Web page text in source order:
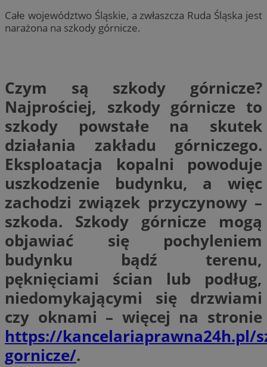
Całe województwo Śląskie, a zwłaszcza Ruda Śląska jest
narażona na szkody górnicze.
Czym są szkody górnicze?
Najprościej, szkody górnicze to
szkody powstałe na skutek
działania zakładu górniczego.
Eksploatacja kopalni powoduje
uszkodzenie budynku, a więc
zachodzi związek przyczynowy –
szkoda. Szkody górnicze mogą
objawiać się pochyleniem
budynku bądź terenu,
pęknięciami ścian lub podług,
niedomykającymi się drzwiami
czy oknami – więcej na stronie
https://kancelariaprawna24h.pl/
gornicze/.